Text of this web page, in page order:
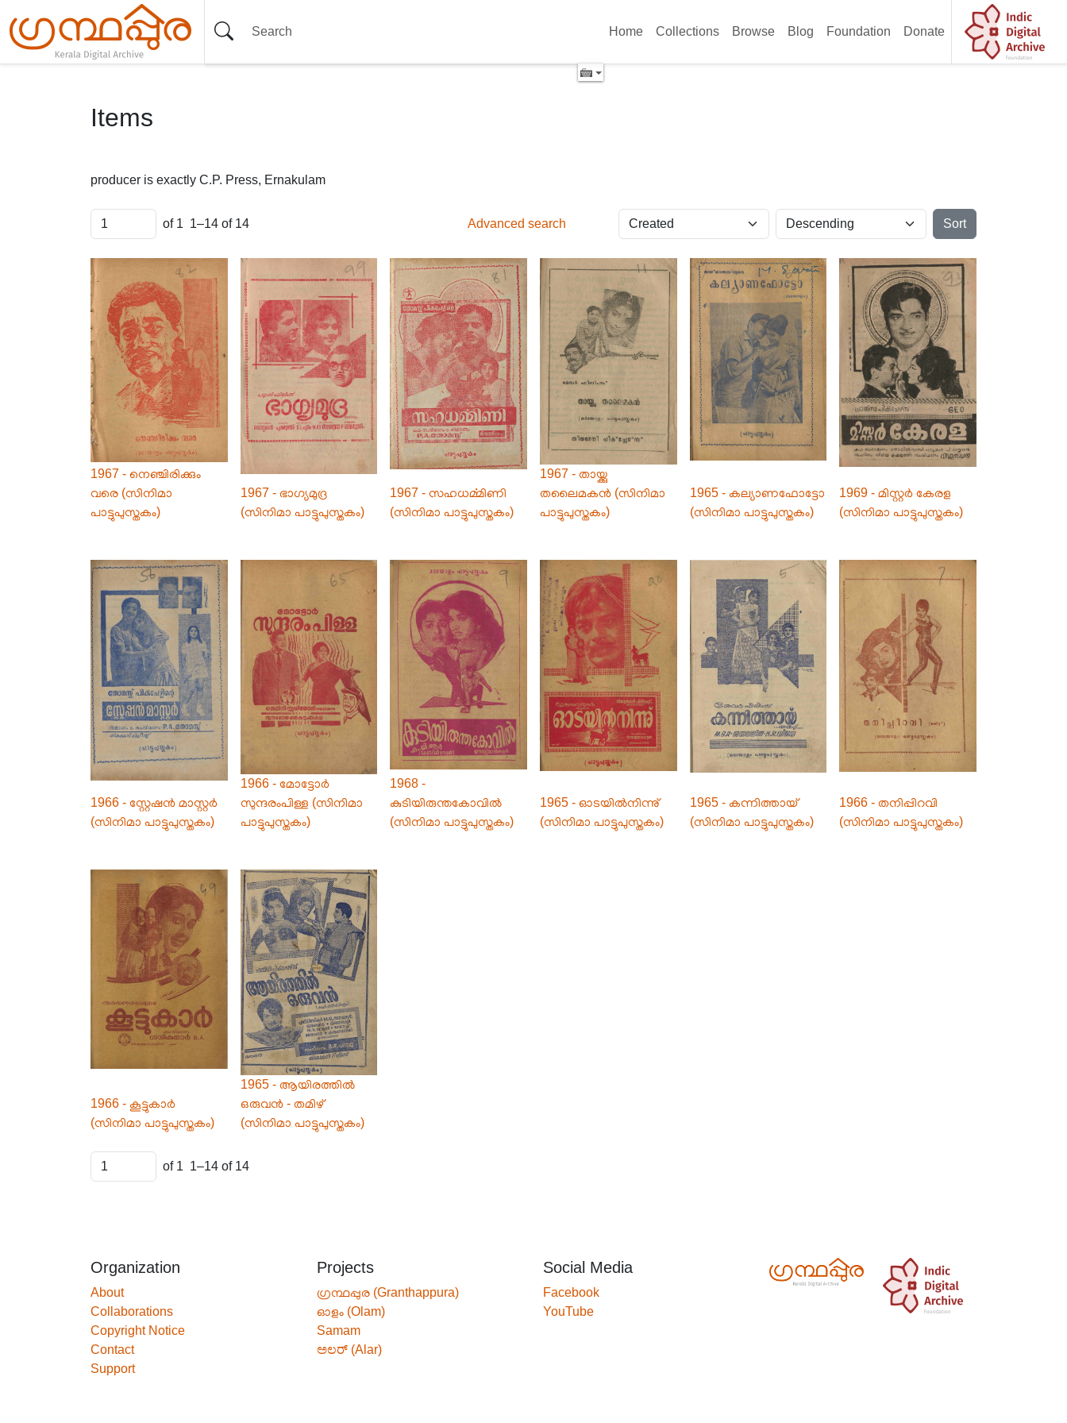
Home Collections Browse Blog Foundation Donate
Items
producer is exactly C.P. Press, Ernakulam
of 1 1–14 of 14 Advanced search Sort
1967 - നെഞ്ചിരിക്കും
വരെ (സിനിമാ
പാട്ടുപുസ്തകം)
1967 - ഭാഗ്യമുദ്ര
(സിനിമാ പാട്ടുപുസ്തകം)
1967 - സഹധൎമ്മിണി
(സിനിമാ പാട്ടുപുസ്തകം)
1967 - തായ്ക്കു
തലൈമകൻ (സിനിമാ
പാട്ടുപുസ്തകം)
1965 - കല്യാണഫോട്ടോ
(സിനിമാ പാട്ടുപുസ്തകം)
1969 - മിസ്റ്റർ കേരള
(സിനിമാ പാട്ടുപുസ്തകം)
1966 - സ്റ്റേഷൻ മാസ്റ്റർ
(സിനിമാ പാട്ടുപുസ്തകം)
1966 - മോട്ടോർ
സുന്ദരംപിള്ള (സിനിമാ
പാട്ടുപുസ്തകം)
1968 -
കുടിയിരുന്തകോവിൽ
(സിനിമാ പാട്ടുപുസ്തകം)
1965 - ഓടയിൽനിന്നു്
(സിനിമാ പാട്ടുപുസ്തകം)
1965 - കന്നിത്തായ്
(സിനിമാ പാട്ടുപുസ്തകം)
1966 - തനിപ്പിറവി
(സിനിമാ പാട്ടുപുസ്തകം)
1966 - കൂട്ടുകാർ
(സിനിമാ പാട്ടുപുസ്തകം)
1965 - ആയിരത്തിൽ
ഒരുവൻ - തമിഴ്
(സിനിമാ പാട്ടുപുസ്തകം)
of 1 1–14 of 14
Organization
About
Collaborations
Copyright Notice
Contact
Support
Projects
ഗ്രന്ഥപ്പുര (Granthappura)
ഓളം (Olam)
Samam
ಅಲರ್ (Alar)
Social Media
Facebook
YouTube